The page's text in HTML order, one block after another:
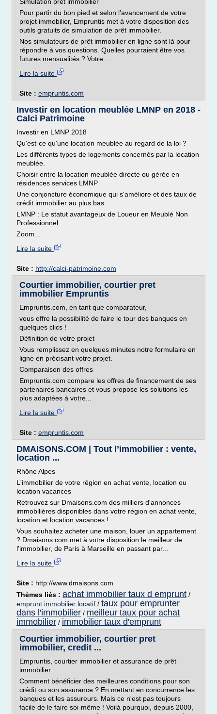
Pour partir du bon pied et selon l'avancement de votre
projet immobilier, Empruntis met à votre disposition des
outils gratuits de simulation de prêt immobilier.
Nos simulateurs de prêt immobilier en ligne sont là pour
répondre à vos questions. Quelles pourraient être vos
futures mensualités ? Votre...
Lire la suite
Site : empruntis.com
Investir en location meublée LMNP en 2018 -
Calci Patrimoine
Investir en LMNP 2018
Qu'est-ce qu'une location meublée au regard de la loi ?
Les différents types de logements concernés par la location
meublée.
Choisir entre la location meublée directe ou gérée en
résidences services LMNP
Une conjoncture économique qui s'améliore et des taux de
crédit immobilier au plus bas.
LMNP : Le statut avantageux de Loueur en Meublé Non
Professionnel.
Zoom...
Lire la suite
Site : http://calci-patrimoine.com
Courtier immobilier, courtier pret
immobilier Empruntis
Empruntis.com, en tant que comparateur,
vous offre la possibilité de faire le tour des banques en
quelques clics !
Définition de votre projet
Vous remplissez en quelques minutes notre formulaire en
ligne en précisant votre projet.
Comparaison des offres
Empruntis.com compare les offres de financement de ses
partenaires bancaires et vous propose les solutions les
plus adaptées à votre...
Lire la suite
Site : empruntis.com
DMAISONS.COM | Tout l’immobilier : vente,
location ...
Rhône Alpes
L'immobilier de votre région en achat vente, location ou
location vacances
Retrouvez sur Dmaisons.com des milliers d'annonces
immobilières disponibles dans votre région en achat vente,
location et location vacances !
Vous souhaitez acheter une maison, louer un appartement
? Dmaisons.com met à votre disposition le meilleur de
l'immobilier, de Paris à Marseille en passant par...
Lire la suite
Site : http://www.dmaisons.com
Thèmes liés : achat immobilier taux d emprunt /
emprunt immobilier locatif / taux pour emprunter
dans l'immobilier / meilleur taux pour achat
immobilier / immobilier taux d'emprunt
Courtier immobilier, courtier pret
immobilier, credit ...
Empruntis, courtier immobilier et assurance de prêt
immobilier
Comment bénéficier des meilleures conditions pour son
crédit ou son assurance ? En mettant en concurrence les
banques et les assureurs. Mais ce n'est pas toujours
facile de le faire soi-même ! Voilà pourquoi, depuis 2000,